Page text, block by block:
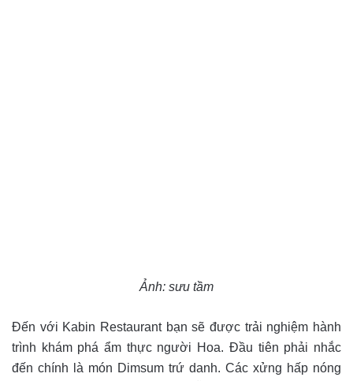
Ảnh: sưu tầm
Đến với Kabin Restaurant bạn sẽ được trải nghiệm hành
trình khám phá ẩm thực người Hoa. Đầu tiên phải nhắc
đến chính là món Dimsum trứ danh. Các xửng hấp nóng